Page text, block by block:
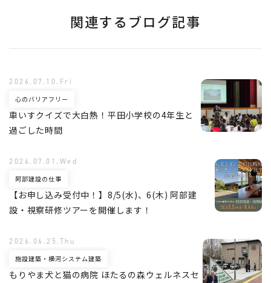
関連するブログ記事
車いすクイズで大白熱！平田小学校の4年生と
過ごした時間
心のバリアフリー
2026.07.10.Fri
【お申し込み受付中！】8/5(水)、6(木) 阿部建
設・視察研修ツアーを開催します！
阿部建設の仕事
2026.07.01.Wed
もりやま犬と猫の病院 ほたるの森ウェルネスセ
施設建築・横河システム建築
2026.06.25.Thu